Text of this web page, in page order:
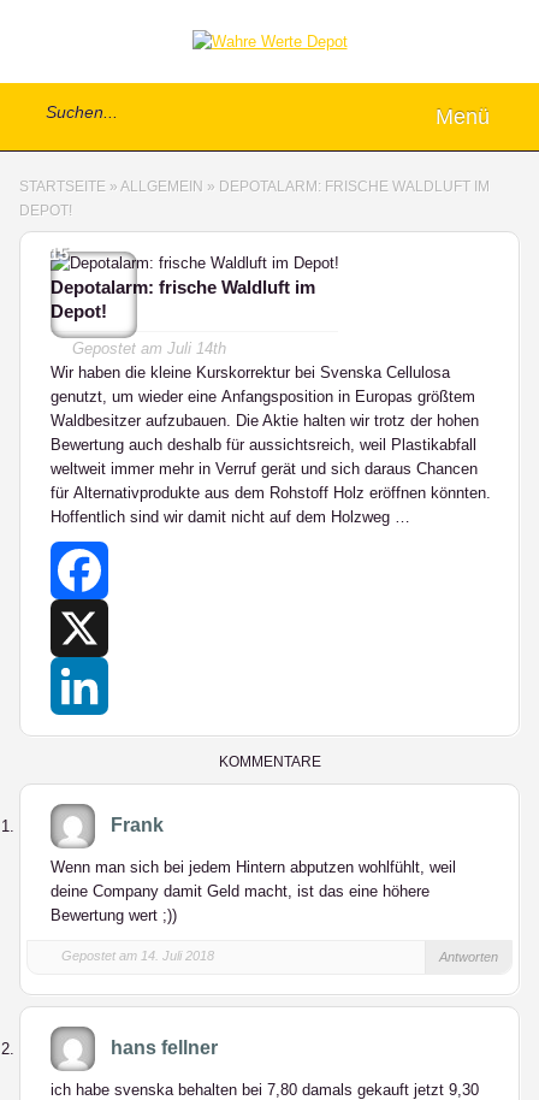
Menü
STARTSEITE » ALLGEMEIN » DEPOTALARM: FRISCHE WALDLUFT IM
DEPOT!
15
Depotalarm: frische Waldluft im
Depot!
Gepostet am Juli 14th
Wir haben die kleine Kurskorrektur bei Svenska Cellulosa
genutzt, um wieder eine Anfangsposition in Europas größtem
Waldbesitzer aufzubauen. Die Aktie halten wir trotz der hohen
Bewertung auch deshalb für aussichtsreich, weil Plastikabfall
weltweit immer mehr in Verruf gerät und sich daraus Chancen
für Alternativprodukte aus dem Rohstoff Holz eröffnen könnten.
Hoffentlich sind wir damit nicht auf dem Holzweg …
Facebook
KOMMENTARE
Frank
Wenn man sich bei jedem Hintern abputzen wohlfühlt, weil
deine Company damit Geld macht, ist das eine höhere
Bewertung wert ;))
Gepostet am 14. Juli 2018 Antworten
hans fellner
ich habe svenska behalten bei 7,80 damals gekauft jetzt 9,30